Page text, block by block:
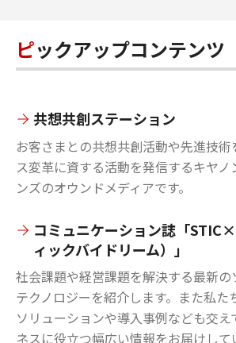
ピックアップコンテンツ
共想共創ステーション
お客さまとの共想共創活動や先進技
ス変革に資する活動を発信するキヤ
ンズのオウンドメディアです。
コミュニケーション誌「
ィックバイドリーム）」
社会課題や経営課題を解決する最新の
テクノロジーを紹介します。また私た
ソリューションや導入事例なども交え
ネスに役立つ幅広い情報をお届けして